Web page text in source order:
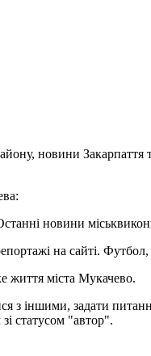
новини
новини
на сайті.
життя міста Мукачево.
з іншими, задати
статусом "автор".